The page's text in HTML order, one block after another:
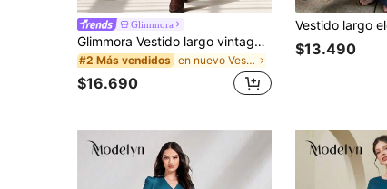
Glimmora
Glimmora Vestido largo vintage para mujer con escote en V profundo y abertura alta
#2 Más vendidos en nuevo Vestidos largos de mujer
$16.690
$13.490